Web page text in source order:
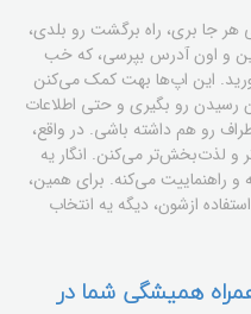
جا بری، راه برگشت رو بلدی،
و اون آدرس بپرسی، که خب
این اپ‌ها بهت کمک می‌کنن
رسیدن رو بگیری و حتی اطلاعات
رو هم داشته باشی. در واقع،
و لذت‌بخش‌تر می‌کنن. انگار یه
راهنماییت می‌کنه. برای همین،
ازشون، دیگه یه انتخاب
همیشگی شما در